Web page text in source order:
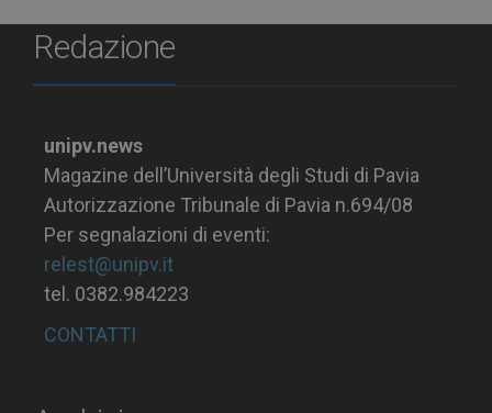
Redazione
unipv.news
Magazine dell’Università degli Studi di Pavia
Autorizzazione Tribunale di Pavia n.694/08
Per segnalazioni di eventi:
relest@unipv.it
tel. 0382.984223
CONTATTI